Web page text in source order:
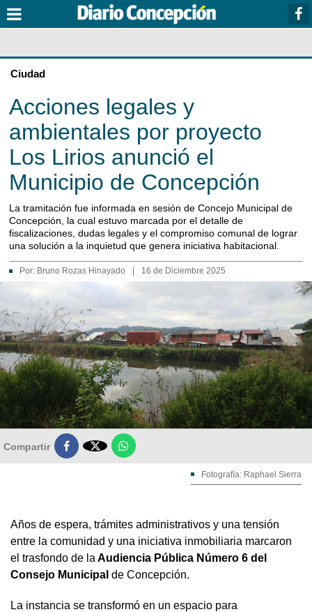
Ciudad
Acciones legales y
ambientales por proyecto
Los Lirios anunció el
Municipio de Concepción
La tramitación fue informada en sesión de Concejo Municipal de
Concepción, la cual estuvo marcada por el detalle de
fiscalizaciones, dudas legales y el compromiso comunal de lograr
una solución a la inquietud que genera iniciativa habitacional.
Por: Bruno Rozas Hinayado 16 de Diciembre 2025
Compartir 
Fotografía: Raphael Sierra
Años de espera, trámites administrativos y una tensión
entre la comunidad y una iniciativa inmobiliaria marcaron
el trasfondo de la Audiencia Pública Número 6 del
Consejo Municipal de Concepción.
La instancia se transformó en un espacio para